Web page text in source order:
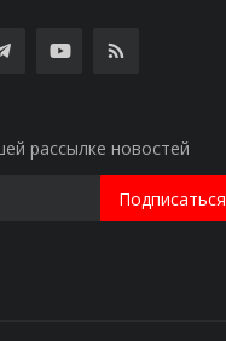
рассылке новостей
Подписаться